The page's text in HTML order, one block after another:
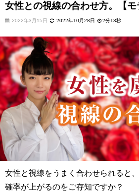
女性との視線の合わせ方。【モ
2022年3月15日 2022年10月28日 2分13秒
女性と視線をうまく合わせられると
確率が上がるのをご存知ですか？